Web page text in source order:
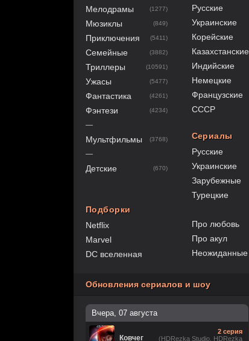
Мелодрамы (1277)
Мюзиклы (849)
Приключения (5411)
Семейные (3882)
Триллеры (10591)
Ужасы (5477)
Фантастика (4261)
Фэнтези (4234)
—
Мультфильмы (3768)
—
Детские (670)
Подборки
Netflix
Marvel
DC вселенная
Русские
Украинские
Корейские
Казахстанские
Индийские
Немецкие
Французские
СССР
Сериалы
Русские
Украинские
Зарубежные
Турецкие
Про любовь
Про акул
Неожиданные
Обновления сериалов и шоу
Вчера, 07 августа
Ковчег
2 серия
(HDRezka Studio, HDRezka